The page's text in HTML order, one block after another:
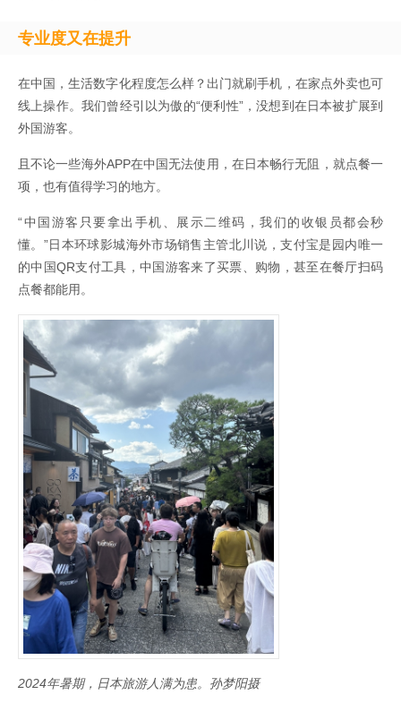
专业度又在提升
在中国，生活数字化程度怎么样？出门就刷手机，在家点外卖也可
线上操作。我们曾经引以为傲的“便利性”，没想到在日本被扩展到
外国游客。
且不论一些海外APP在中国无法使用，在日本畅行无阻，就点餐一
项，也有值得学习的地方。
“中国游客只要拿出手机、展示二维码，我们的收银员都会秒
懂。”日本环球影城海外市场销售主管北川说，支付宝是园内唯一
的中国QR支付工具，中国游客来了买票、购物，甚至在餐厅扫码
点餐都能用。
2024年暑期，日本旅游人满为患。孙梦阳摄